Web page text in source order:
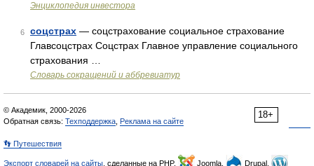
Энциклопедия инвестора
6 соцстрах — соцстрахование социальное страхование
Главсоцстрах Соцстрах Главное управление социального
страхования …
Словарь сокращений и аббревиатур
18+
© Академик, 2000-2026
Обратная связь: Техподдержка Реклама на сайте
👣 Путешествия
Экспорт словарей на сайты , сделанные на PHP, Joomla, Drupal,